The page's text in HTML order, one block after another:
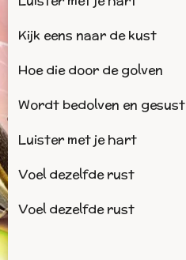
Kijk eens naar de kust
Hoe die door de golven
Wordt bedolven en gesust
Luister met je hart
Voel dezelfde rust
Voel dezelfde rust